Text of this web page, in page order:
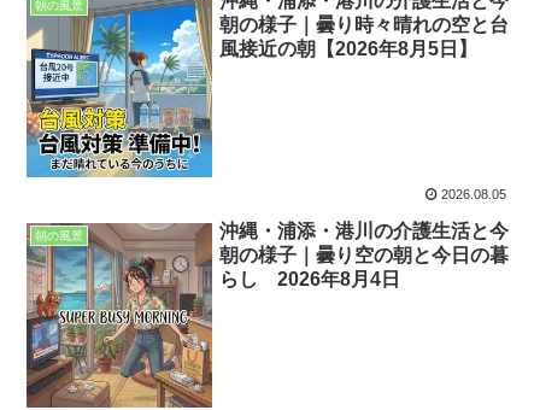
朝の風景
朝の様子｜曇り時々晴れの空と台
風接近の朝【2026年8月5日】
2026.08.05
朝の風景
沖縄・浦添・港川の介護生活と今
朝の様子｜曇り空の朝と今日の暮
らし 2026年8月4日